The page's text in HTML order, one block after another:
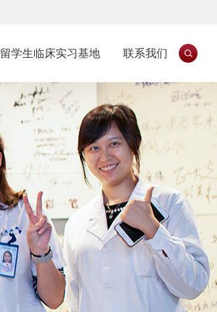
留学生临床实习基地 联系我们